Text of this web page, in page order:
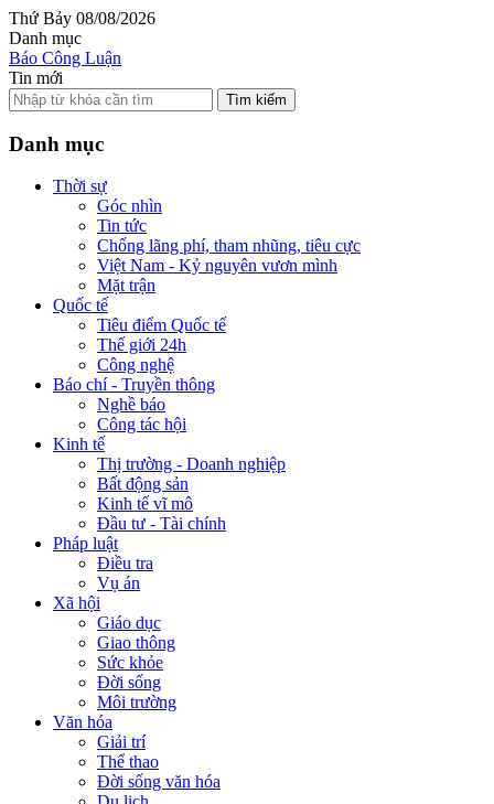
Thứ Bảy 08/08/2026
Danh mục
Báo Công Luận
Tin mới
Tìm kiếm
Danh mục
Thời sự
Góc nhìn
Tin tức
Chống lãng phí, tham nhũng, tiêu cực
Việt Nam - Kỷ nguyên vươn mình
Mặt trận
Quốc tế
Tiêu điểm Quốc tế
Thế giới 24h
Công nghệ
Báo chí - Truyền thông
Nghề báo
Công tác hội
Kinh tế
Thị trường - Doanh nghiệp
Bất động sản
Kinh tế vĩ mô
Đầu tư - Tài chính
Pháp luật
Điều tra
Vụ án
Xã hội
Giáo dục
Giao thông
Sức khỏe
Đời sống
Môi trường
Văn hóa
Giải trí
Thể thao
Đời sống văn hóa